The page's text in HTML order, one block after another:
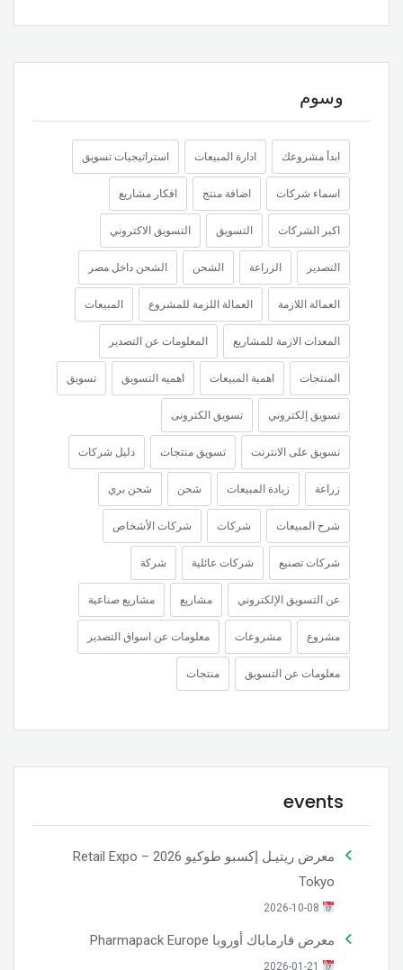
وسوم
ابدأ مشروعك ادارة المبيعات استراتيجيات تسويق
اسماء شركات اضافة منتج افكار مشاريع
اكبر الشركات التسويق التسويق الاكتروني
التصدير الزراعة الشحن الشحن داخل مصر
العمالة اللازمة العمالة اللزمة للمشروع المبيعات
المعدات الازمة للمشاريع المعلومات عن التصدير
المنتجات اهمية المبيعات اهميه التسويق تسويق
تسويق إلكتروني تسويق الكترونى
تسويق على الانترنت تسويق منتجات دليل شركات
زراعة زيادة المبيعات شحن شحن بري
شرح المبيعات شركات شركات الأشخاص
شركات تصنيع شركات عائلية شركة
عن التسويق الإلكتروني مشاريع مشاريع صناعية
مشروع مشروعات معلومات عن اسواق التصدير
معلومات عن التسويق منتجات
events
معرض ريتيـل إكسبو طوكيو 2026 – Retail Expo
Tokyo
معرض فارماباك أوروبا Pharmapack Europe